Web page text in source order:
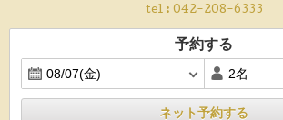
tel : 042-208-6333
予約する
ネット予約する